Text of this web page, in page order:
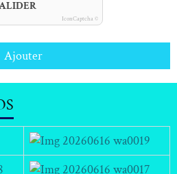
IconCaptcha ©
Ajouter